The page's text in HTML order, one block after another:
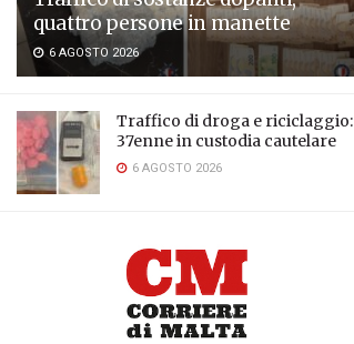
quattro persone in manette
6 AGOSTO 2026
Traffico di droga e riciclaggio:
37enne in custodia cautelare
6 AGOSTO 2026